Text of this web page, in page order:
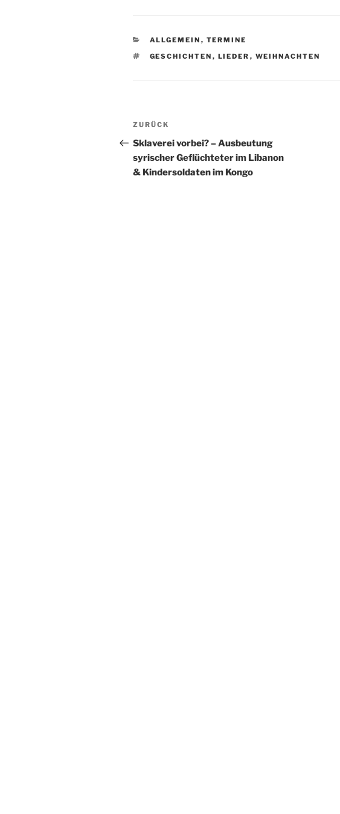
KATEGORIEN
ALLGEMEIN , TERMINE
SCHLAGWÖRTER
GESCHICHTEN , LIEDER , WEIHNACHTEN
Beitragsnavigation
Vorheriger
Beitrag
ZURÜCK
Sklaverei vorbei? – Ausbeutung
syrischer Geflüchteter im Libanon
& Kindersoldaten im Kongo